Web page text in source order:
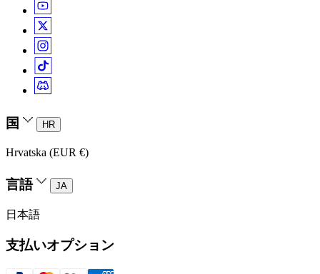
国 HR
Hrvatska (EUR €)
言語 JA
日本語
支払いオプション